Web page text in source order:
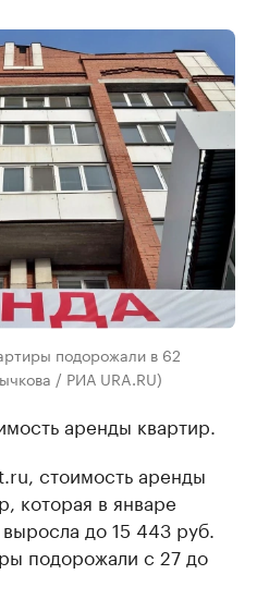
подорожали в 62
/ РИА URA.RU)
аренды квартир.
стоимость аренды
которая в январе
выросла до 15 443 руб.
подорожали с 27 до